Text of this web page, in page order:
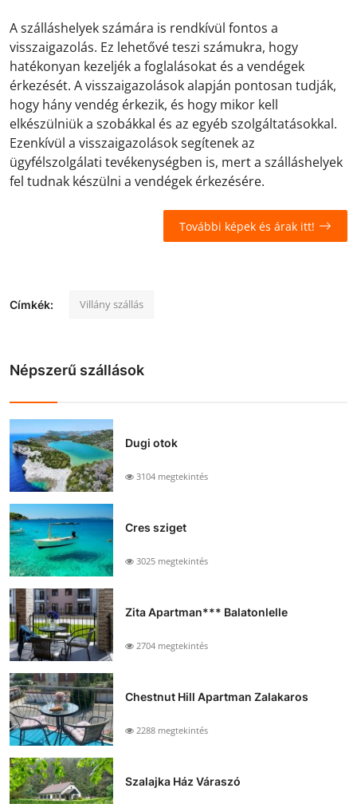
A szálláshelyek számára is rendkívül fontos a
visszaigazolás. Ez lehetővé teszi számukra, hogy
hatékonyan kezeljék a foglalásokat és a vendégek
érkezését. A visszaigazolások alapján pontosan tudják,
hogy hány vendég érkezik, és hogy mikor kell
elkészülniük a szobákkal és az egyéb szolgáltatásokkal.
Ezenkívül a visszaigazolások segítenek az
ügyfélszolgálati tevékenységben is, mert a szálláshelyek
fel tudnak készülni a vendégek érkezésére.
További képek és árak itt!
Címkék: Villány szállás
Népszerű szállások
Dugi otok
3104 megtekintés
Cres sziget
3025 megtekintés
Zita Apartman*** Balatonlelle
2704 megtekintés
Chestnut Hill Apartman Zalakaros
2288 megtekintés
Szalajka Ház Váraszó